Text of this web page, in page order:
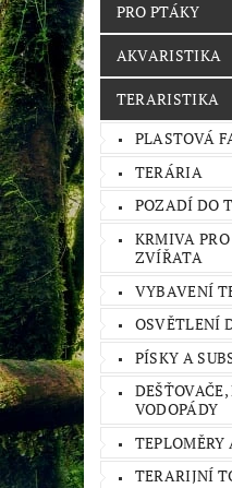
PRO PTÁKY
AKVARISTIKA
TERARISTIKA
PLASTOVÁ
TERÁRIA
POZADÍ DO
KRMIVA
ZVÍŘATA
VYBAVENÍ
OSVĚTLENÍ
PÍSKY A
VODOPÁDY
TEPLOMĚRY
TERARIJNÍ